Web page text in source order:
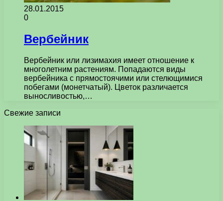
28.01.2015
0
Вербейник
Вербейник или лизимахия имеет отношение к
многолетним растениям. Попадаются виды
вербейника с прямостоячими или стелющимися
побегами (монетчатый). Цветок различается
выносливостью,…
Свежие записи